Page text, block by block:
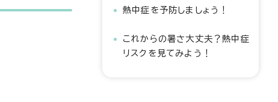
熱中症を予防しましょう！
これからの暑さ大丈夫？熱中症
リスクを見てみよう！